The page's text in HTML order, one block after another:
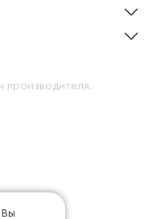
производителя.
Вы